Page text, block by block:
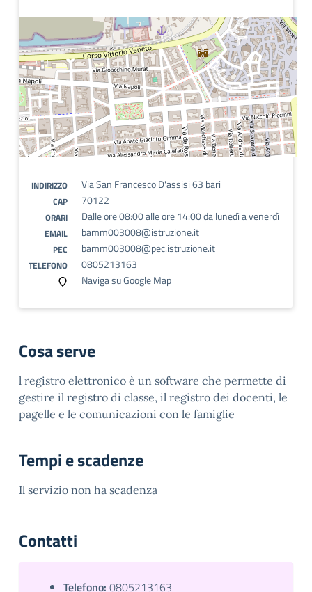
INDIRIZZO Via San Francesco D'assisi 63 bari
CAP 70122
ORARI Dalle ore 08:00 alle ore 14:00 da lunedì a venerdì
EMAIL bamm003008@istruzione.it
PEC bamm003008@pec.istruzione.it
TELEFONO
0805213163
Naviga su Google Map
Cosa serve
l registro elettronico è un software che permette di
gestire il registro di classe, il registro dei docenti, le
pagelle e le comunicazioni con le famiglie
Tempi e scadenze
Il servizio non ha scadenza
Contatti
Telefono: 0805213163